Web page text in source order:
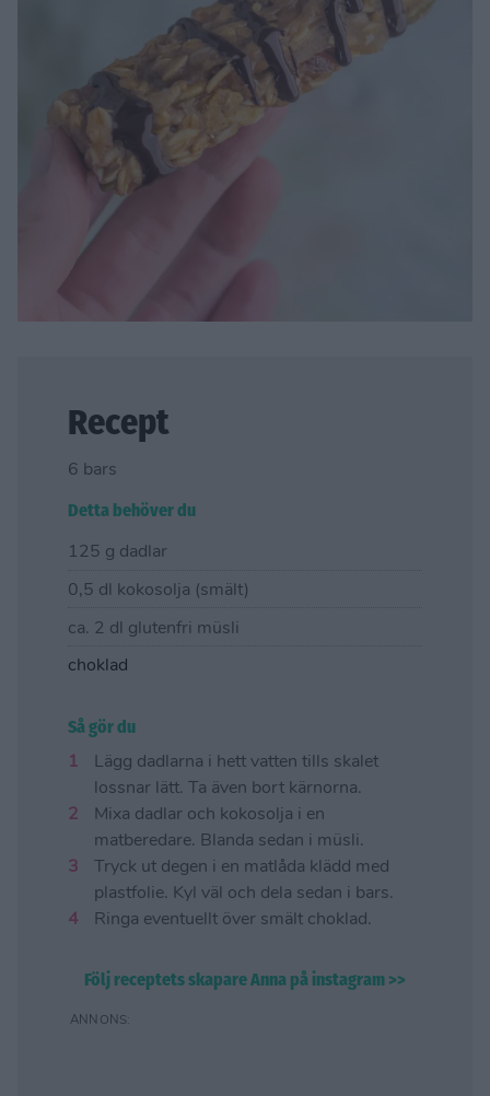
Recept
6 bars
Detta behöver du
125 g dadlar
0,5 dl kokosolja (smält)
ca. 2 dl glutenfri müsli
choklad
Så gör du
Lägg dadlarna i hett vatten tills skalet
lossnar lätt. Ta även bort kärnorna.
Mixa dadlar och kokosolja i en
matberedare. Blanda sedan i müsli.
Tryck ut degen i en matlåda klädd med
plastfolie. Kyl väl och dela sedan i bars.
Ringa eventuellt över smält choklad.
Följ receptets skapare Anna på instagram >>